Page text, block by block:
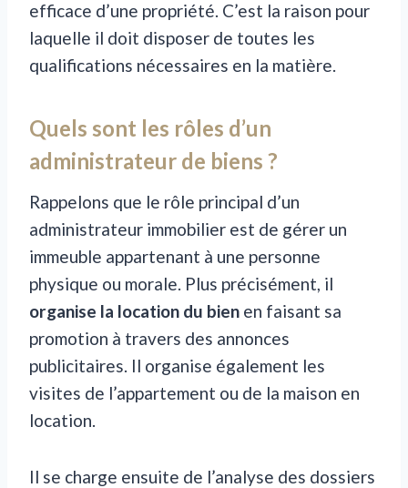
efficace d’une propriété. C’est la raison pour
laquelle il doit disposer de toutes les
qualifications nécessaires en la matière.
Quels sont les rôles d’un
administrateur de biens ?
Rappelons que le rôle principal d’un
administrateur immobilier est de gérer un
immeuble appartenant à une personne
physique ou morale. Plus précisément, il
organise la location du bien en faisant sa
promotion à travers des annonces
publicitaires. Il organise également les
visites de l’appartement ou de la maison en
location.
Il se charge ensuite de l’analyse des dossiers